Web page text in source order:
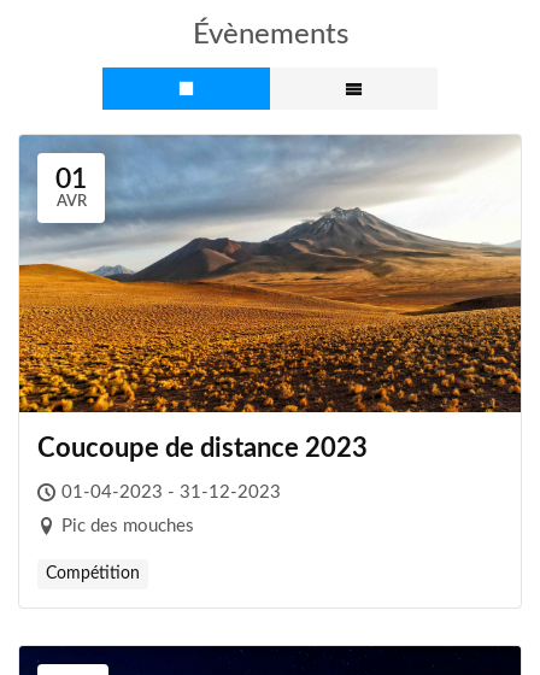
Évènements
01
AVR
Coucoupe de distance 2023
01-04-2023 - 31-12-2023
Pic des mouches
Compétition